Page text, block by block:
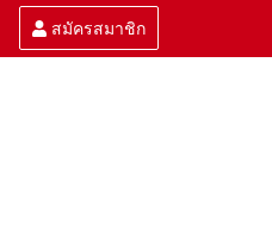
สมัครสมาชิก